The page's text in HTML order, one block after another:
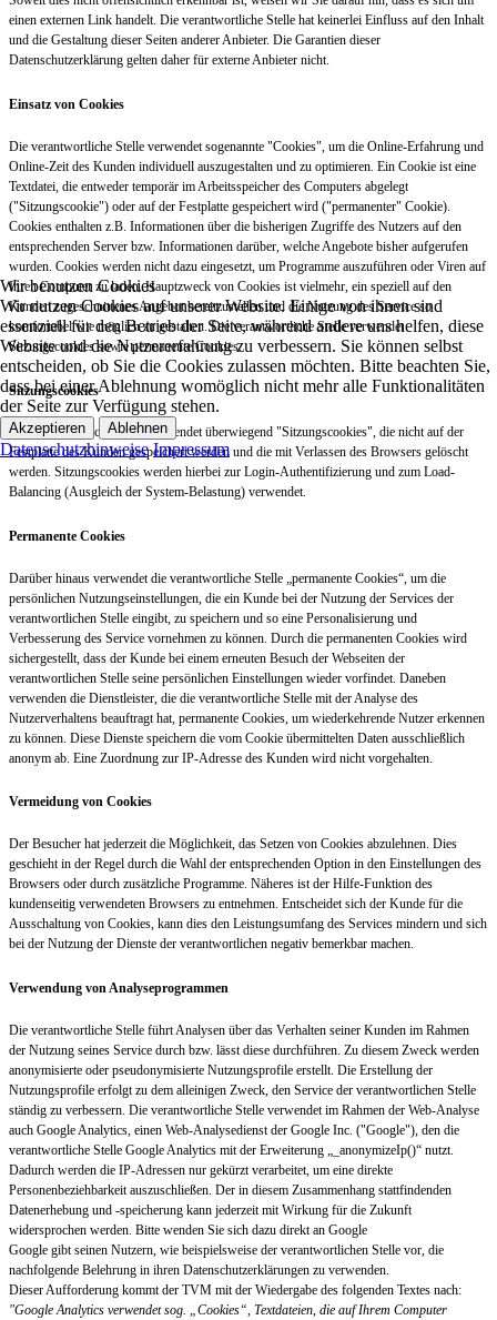
einen externen Link handelt. Die verantwortliche Stelle hat keinerlei Einfluss auf den Inhalt
und die Gestaltung dieser Seiten anderer Anbieter. Die Garantien dieser
Datenschutzerklärung gelten daher für externe Anbieter nicht.
Einsatz von Cookies
Die verantwortliche Stelle verwendet sogenannte "Cookies", um die Online-Erfahrung und
Online-Zeit des Kunden individuell auszugestalten und zu optimieren. Ein Cookie ist eine
Textdatei, die entweder temporär im Arbeitsspeicher des Computers abgelegt
("Sitzungscookie") oder auf der Festplatte gespeichert wird ("permanenter" Cookie).
Cookies enthalten z.B. Informationen über die bisherigen Zugriffe des Nutzers auf den
entsprechenden Server bzw. Informationen darüber, welche Angebote bisher aufgerufen
wurden. Cookies werden nicht dazu eingesetzt, um Programme auszuführen oder Viren auf
Ihren Computer zu laden. Hauptzweck von Cookies ist vielmehr, ein speziell auf den
Kunden zugeschnittenes Angebot bereitzustellen und die Nutzung des Service so
komfortabel wie möglich zu gestalten. Die verantwortliche Stelle verwendet
Sitzungscookies sowie permanente Cookies.
Sitzungscookies
Die verantwortliche Stelle verwendet überwiegend "Sitzungscookies", die nicht auf der
Festplatte des Kunden gespeichert werden und die mit Verlassen des Browsers gelöscht
werden. Sitzungscookies werden hierbei zur Login-Authentifizierung und zum Load-
Balancing (Ausgleich der System-Belastung) verwendet.
Permanente Cookies
Darüber hinaus verwendet die verantwortliche Stelle „permanente Cookies“, um die
persönlichen Nutzungseinstellungen, die ein Kunde bei der Nutzung der Services der
verantwortlichen Stelle eingibt, zu speichern und so eine Personalisierung und
Verbesserung des Service vornehmen zu können. Durch die permanenten Cookies wird
sichergestellt, dass der Kunde bei einem erneuten Besuch der Webseiten der
verantwortlichen Stelle seine persönlichen Einstellungen wieder vorfindet. Daneben
verwenden die Dienstleister, die die verantwortliche Stelle mit der Analyse des
Nutzerverhaltens beauftragt hat, permanente Cookies, um wiederkehrende Nutzer erkennen
zu können. Diese Dienste speichern die vom Cookie übermittelten Daten ausschließlich
anonym ab. Eine Zuordnung zur IP-Adresse des Kunden wird nicht vorgehalten.
Vermeidung von Cookies
Der Besucher hat jederzeit die Möglichkeit, das Setzen von Cookies abzulehnen. Dies
geschieht in der Regel durch die Wahl der entsprechenden Option in den Einstellungen des
Browsers oder durch zusätzliche Programme. Näheres ist der Hilfe-Funktion des
kundenseitig verwendeten Browsers zu entnehmen. Entscheidet sich der Kunde für die
Ausschaltung von Cookies, kann dies den Leistungsumfang des Services mindern und sich
bei der Nutzung der Dienste der verantwortlichen negativ bemerkbar machen.
Verwendung von Analyseprogrammen
Die verantwortliche Stelle führt Analysen über das Verhalten seiner Kunden im Rahmen
der Nutzung seines Service durch bzw. lässt diese durchführen. Zu diesem Zweck werden
anonymisierte oder pseudonymisierte Nutzungsprofile erstellt. Die Erstellung der
Nutzungsprofile erfolgt zu dem alleinigen Zweck, den Service der verantwortlichen Stelle
ständig zu verbessern. Die verantwortliche Stelle verwendet im Rahmen der Web-Analyse
auch Google Analytics, einen Web-Analysedienst der Google Inc. ("Google"), den die
verantwortliche Stelle Google Analytics mit der Erweiterung „_anonymizeIp()“ nutzt.
Dadurch werden die IP-Adressen nur gekürzt verarbeitet, um eine direkte
Personenbeziehbarkeit auszuschließen. Der in diesem Zusammenhang stattfindenden
Datenerhebung und -speicherung kann jederzeit mit Wirkung für die Zukunft
widersprochen werden. Bitte wenden Sie sich dazu direkt an Google
Google gibt seinen Nutzern, wie beispielsweise der verantwortlichen Stelle vor, die
nachfolgende Belehrung in ihren Datenschutzerklärungen zu verwenden.
Dieser Aufforderung kommt der TVM mit der Wiedergabe des folgenden Textes nach:
"Google Analytics verwendet sog. „Cookies“, Textdateien, die auf Ihrem Computer
Wir benutzen Cookies
Wir nutzen Cookies auf unserer Website. Einige von ihnen sind
essenziell für den Betrieb der Seite, während andere uns helfen, diese
Website und die Nutzererfahrung zu verbessern. Sie können selbst
entscheiden, ob Sie die Cookies zulassen möchten. Bitte beachten Sie,
dass bei einer Ablehnung womöglich nicht mehr alle Funktionalitäten
der Seite zur Verfügung stehen.
Akzeptieren Ablehnen
Datenschutzhinweise Impressum